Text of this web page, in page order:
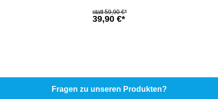
39,90 €*
59,90 €*
Fragen zu unseren Produkten?